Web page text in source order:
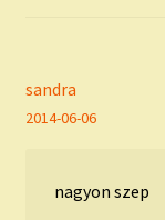
sandra
2014-06-06
nagyon szep